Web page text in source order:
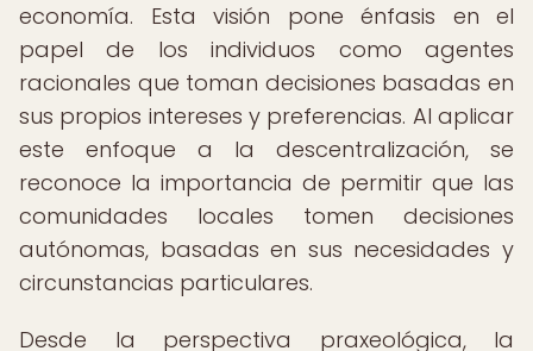
economía. Esta visión pone énfasis en el
papel de los individuos como agentes
racionales que toman decisiones basadas en
sus propios intereses y preferencias. Al aplicar
este enfoque a la descentralización, se
reconoce la importancia de permitir que las
comunidades locales tomen decisiones
autónomas, basadas en sus necesidades y
circunstancias particulares.
Desde la perspectiva praxeológica, la